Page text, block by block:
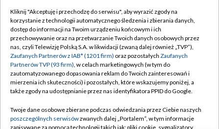
TVP
Abonament TVP
Emisja w TVP
Centrum informacji TVP
Naziemna Telewizja Cyfrowa
Rada Programowa
Regulamin TVP
Polityka prywatności
Moje zgody
Pomoc
Kontakt
Kliknij "Akceptuję i przechodzę do serwisu", aby wyrazić zgody na
korzystanie z technologii automatycznego śledzenia i zbierania danych,
dostęp do informacji na Twoim urządzeniu końcowym i ich
przechowywanie oraz na przetwarzanie Twoich danych osobowych przez
nas, czyli Telewizję Polską S.A. w likwidacji (zwaną dalej również „TVP”),
Zaufanych Partnerów z IAB* (1201 firm) oraz pozostałych Zaufanych
Partnerów TVP (93 firm), w celach marketingowych (w tym do
zautomatyzowanego dopasowania reklam do Twoich zainteresowań i
mierzenia ich skuteczności) i pozostałych, które wskazujemy poniżej, a
także zgody na udostępnianie przez nas identyfikatora PPID do Google.
Twoje dane osobowe zbierane podczas odwiedzania przez Ciebie naszych
poszczególnych serwisówzwanych dalej „Portalem”, w tym informacje
zapisywane za pomocą technologii takich jak: pliki cookie, sygnalizatory